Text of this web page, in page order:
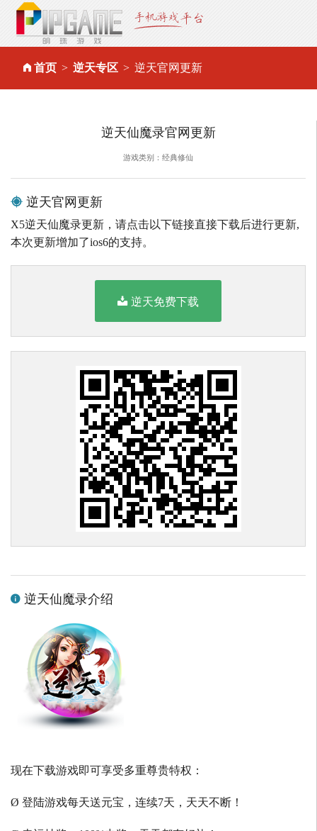
首页 逆天专区 逆天官网更新
逆天仙魔录官网更新
游戏类别：经典修仙
逆天官网更新
X5逆天仙魔录更新，请点击以下链接直接下载后进行更新,
本次更新增加了ios6的支持。
逆天免费下载
逆天仙魔录介绍
现在下载游戏即可享受多重尊贵特权：
Ø 登陆游戏每天送元宝，连续7天，天天不断！